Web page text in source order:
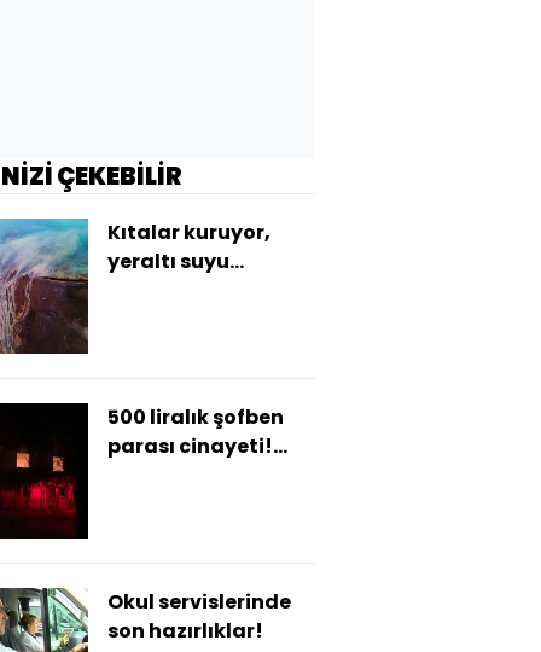
ÇEKEBİLİR
Kıtalar kuruyor,
yeraltı suyu
500 liralık şofben
parası cinayeti!
Okul servislerinde
son hazırlıklar!